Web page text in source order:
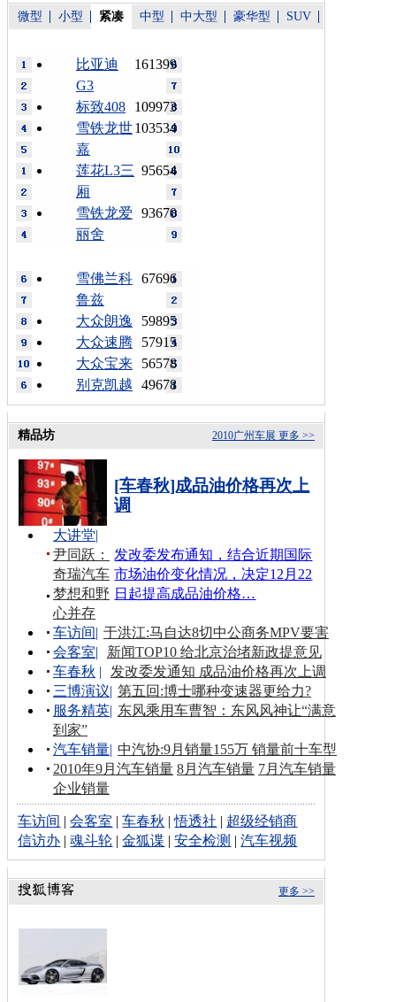
微型 小型 紧凑 中型 中大型 豪华型 SUV
161399
比亚迪
G3
109973
标致408
103534
雪铁龙世
嘉
95654
莲花L3三
厢
93670
雪铁龙爱
丽舍
67696
雪佛兰科
鲁兹
59895
大众朗逸
57915
大众速腾
56578
大众宝来
49678
别克凯越
更多 >>
2010广州车展
精品坊
[车春秋]成品油价格再次上
调
发改委发布通知，结合近期国际
市场油价变化情况，决定12月22
日起提高成品油价格…
大讲堂|
尹同跃：
奇瑞汽车
梦想和野
心并存
车访间| 于洪江:马自达8切中公商务MPV要害
会客室|
新闻TOP10 给北京治堵新政提意见
车春秋 |
发改委发通知 成品油价格再次上调
三博演议| 第五回:博士哪种变速器更给力?
服务精英| 东风乘用车曹智：东风风神让“满意
到家”
汽车销量| 中汽协:9月销量155万 销量前十车型
2010年9月汽车销量 8月汽车销量 7月汽车销量
企业销量
车访间 |会客室 |车春秋 |悟透社 | 超级经销商
信访办 |魂斗轮 |金狐谍 |安全检测 |汽车视频
更多 >>